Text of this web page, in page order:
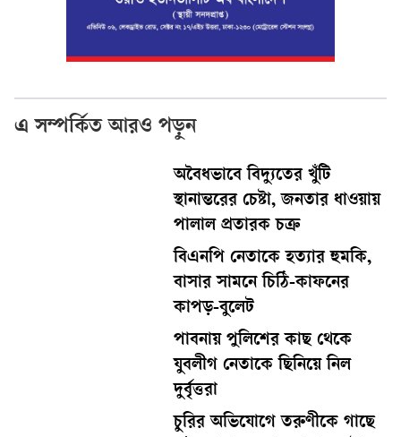
এ সম্পর্কিত আরও পড়ুন
অবৈধভাবে বিদ্যুতের খুঁটি
স্থানান্তরের চেষ্টা, জনতার ধাওয়ায়
পালাল প্রতারক চক্র
বিএনপি নেতাকে হত্যার হুমকি,
বাসার সামনে চিঠি-কাফনের
কাপড়-বুলেট
পাবনায় পুলিশের কাছ থেকে
যুবলীগ নেতাকে ছিনিয়ে নিল
দুর্বৃত্তরা
চুরির অভিযোগে তরুণীকে গাছে